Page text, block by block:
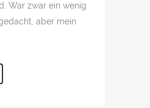
War zwar ein wenig
aber mein